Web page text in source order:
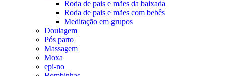
Roda de pais e mães da baixada
Roda de pais e mães com bebês
Meditação em grupos
Doulagem
Pós parto
Massagem
Moxa
epi-no